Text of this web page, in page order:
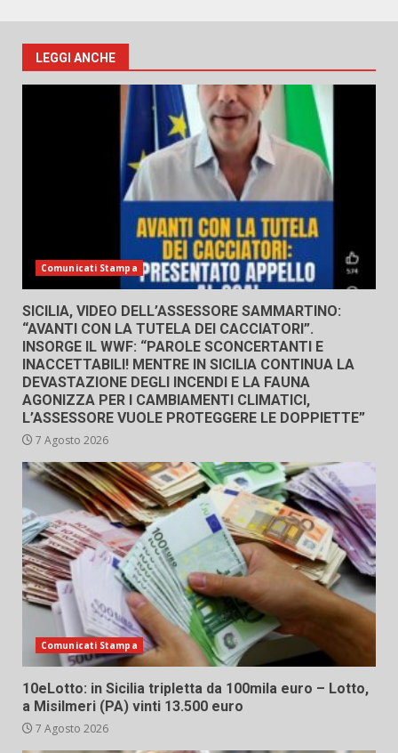
LEGGI ANCHE
Comunicati Stampa
SICILIA, VIDEO DELL’ASSESSORE SAMMARTINO:
“AVANTI CON LA TUTELA DEI CACCIATORI”.
INSORGE IL WWF: “PAROLE SCONCERTANTI E
INACCETTABILI! MENTRE IN SICILIA CONTINUA LA
DEVASTAZIONE DEGLI INCENDI E LA FAUNA
AGONIZZA PER I CAMBIAMENTI CLIMATICI,
L’ASSESSORE VUOLE PROTEGGERE LE DOPPIETTE”
7 Agosto 2026
Comunicati Stampa
10eLotto: in Sicilia tripletta da 100mila euro – Lotto,
a Misilmeri (PA) vinti 13.500 euro
7 Agosto 2026